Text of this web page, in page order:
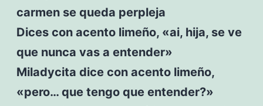
carmen se queda perpleja
Dices con acento limeño, «ai, hija, se ve
que nunca vas a entender»
Miladycita dice con acento limeño,
«pero… que tengo que entender?»